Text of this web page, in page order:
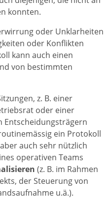
konnten.
oder Unklarheiten
oder Konflikten
kann auch einen
von bestimmten
z. B. einer
oder einer
Entscheidungsträgern
ein Protokoll
auch sehr nützlich
operativen Teams
(z. B. im Rahmen
der Steuerung von
u.ä.).